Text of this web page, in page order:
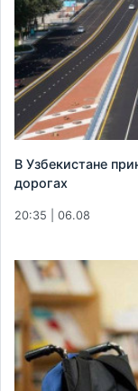
В Узбекистане
дорогах
20:35 | 06.08